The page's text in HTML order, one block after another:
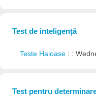
Test de inteligență
Teste Haioase : :
Test pentru